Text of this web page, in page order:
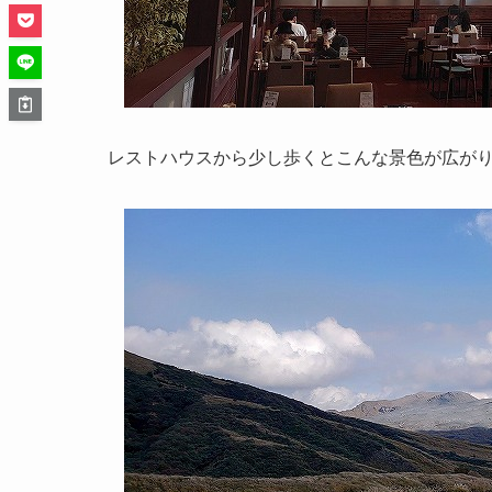
レストハウスから少し歩くとこんな景色が広が